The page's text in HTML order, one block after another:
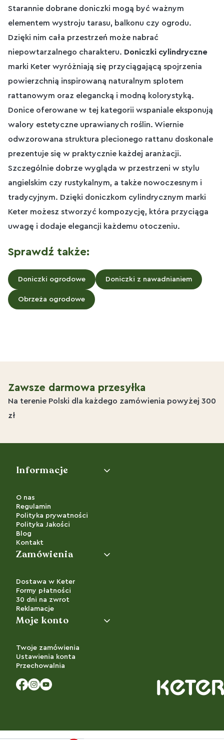
Starannie dobrane doniczki mogą być ważnym
elementem wystroju tarasu, balkonu czy ogrodu.
Dzięki nim cała przestrzeń może nabrać
niepowtarzalnego charakteru. Doniczki cylindryczne
marki Keter wyróżniają się przyciągającą spojrzenia
powierzchnią inspirowaną naturalnym splotem
rattanowym oraz elegancką i modną kolorystyką.
Donice oferowane w tej kategorii wspaniale eksponują
walory estetyczne uprawianych roślin. Wiernie
odwzorowana struktura plecionego rattanu doskonale
prezentuje się w praktycznie każdej aranżacji.
Szczególnie dobrze wygląda w przestrzeni w stylu
angielskim czy rustykalnym, a także nowoczesnym i
tradycyjnym. Dzięki doniczkom cylindrycznym marki
Keter możesz stworzyć kompozycję, która przyciąga
uwagę i dodaje elegancji każdemu otoczeniu.
Sprawdź także:
Doniczki ogrodowe Doniczki z nawadnianiem
Obrzeża ogrodowe
Zawsze darmowa przesyłka
Na terenie Polski dla każdego zamówienia powyżej 300
zł
Linki w stopce
Informacje
O nas
Regulamin
Polityka prywatności
Polityka Jakości
Blog
Kontakt
Zamówienia
Dostawa w Keter
Formy płatności
30 dni na zwrot
Reklamacje
Moje konto
Twoje zamówienia
Ustawienia konta
Przechowalnia
Facebook
Instagram
YouTube